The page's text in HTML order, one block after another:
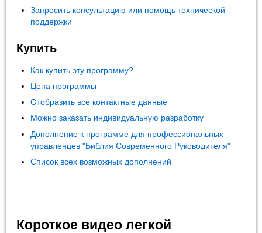
Запросить консультацию или помощь технической
поддержки
Купить
Как купить эту программу?
Цена программы
Отобразить все контактные данные
Можно заказать индивидуальную разработку
Дополнение к программе для профессиональных
управленцев "Библия Современного Руководителя"
Список всех возможных дополнений
Короткое видео легкой